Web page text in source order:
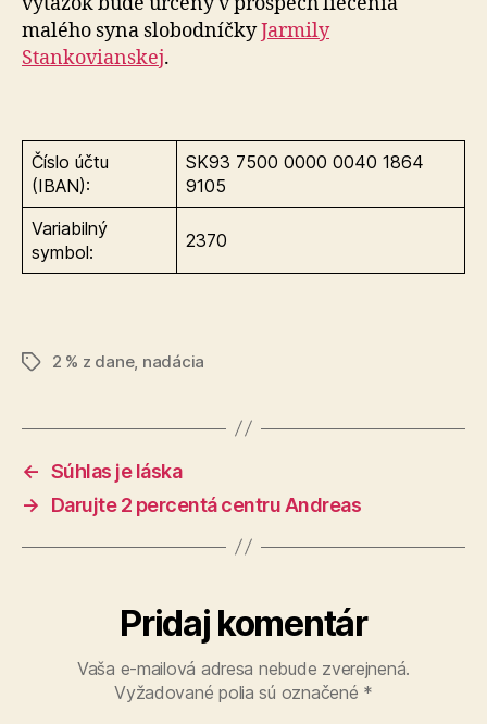
malého syna slobodníčkyJarmily
Stankovianskej.
Číslo účtu
(IBAN):
SK93 7500 0000 0040 1864
9105
Variabilný
symbol:
2370
Značky2 % z dane, nadácia
← Súhlas je láska
→
Darujte 2 percentá centru Andreas
Pridaj komentár
Vaša e-mailová adresa nebude zverejnená.
Vyžadované polia sú označené *